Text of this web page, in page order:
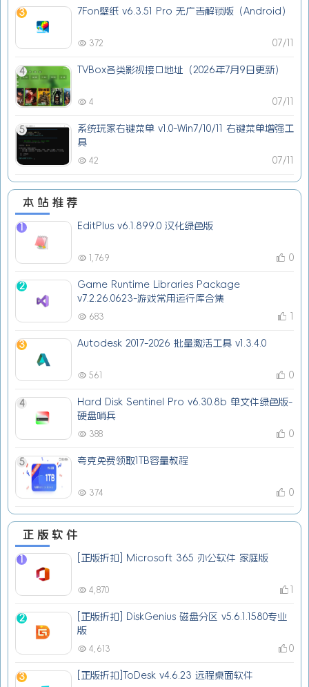
3 7Fon壁纸 v6.3.51 Pro 无广告解锁版（Android）
07/11
372
4 TVBox各类影视接口地址（2026年7月9日更新）
07/11
4
5
系统玩家右键菜单 v1.0-Win7/10/11 右键菜单增强工
具
07/11
42
本站推荐
1 EditPlus v6.1.899.0 汉化绿色版
1,769 0
2
Game Runtime Libraries Package
v7.2.26.0623-游戏常用运行库合集
683 1
3 Autodesk 2017-2026 批量激活工具 v1.3.4.0
561 0
4
Hard Disk Sentinel Pro v6.30.8b 单文件绿色版-
硬盘哨兵
388 0
5 夸克免费领取1TB容量教程
374 0
正版软件
1 [正版折扣] Microsoft 365 办公软件 家庭版
4,870 1
2
[正版折扣] DiskGenius 磁盘分区 v5.6.1.1580专业
版
4,613 0
3 [正版折扣]ToDesk v4.6.23 远程桌面软件